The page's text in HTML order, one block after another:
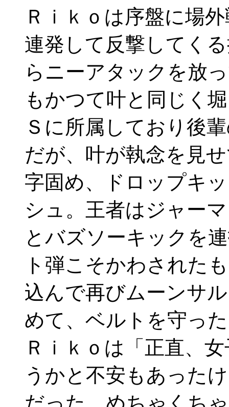
Ｒｉｋｏは序盤に場
連発して反撃してく
らニーアタックを放
もかつて叶と同じく
Ｓに所属しており後
だが、叶が執念を見
字固め、ドロップキ
シュ。王者はジャー
とバズソーキックを
ト弾こそかわされた
込んで再びムーンサ
めて、ベルトを守っ
Ｒｉｋｏは「正直、
うかと不安もあった